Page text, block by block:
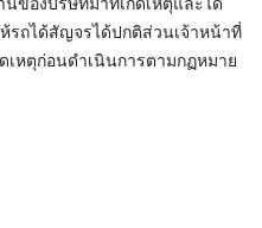
ของบริษัทมาที่เกิดเหตุและได้
รถได้สัญจรได้ปกติส่วนเจ้าหน้าที่
เหตุก่อนดำเนินการตามกฏหมาย